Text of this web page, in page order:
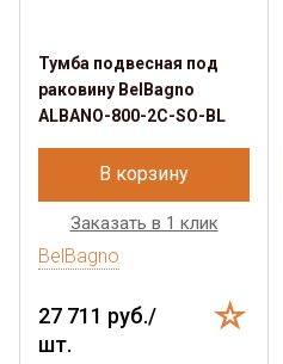
Тумба подвесная под
раковину BelBagno
ALBANO-800-2C-SO-BL
В корзину
Заказать в 1 клик
BelBagno
27 711 руб./
шт.